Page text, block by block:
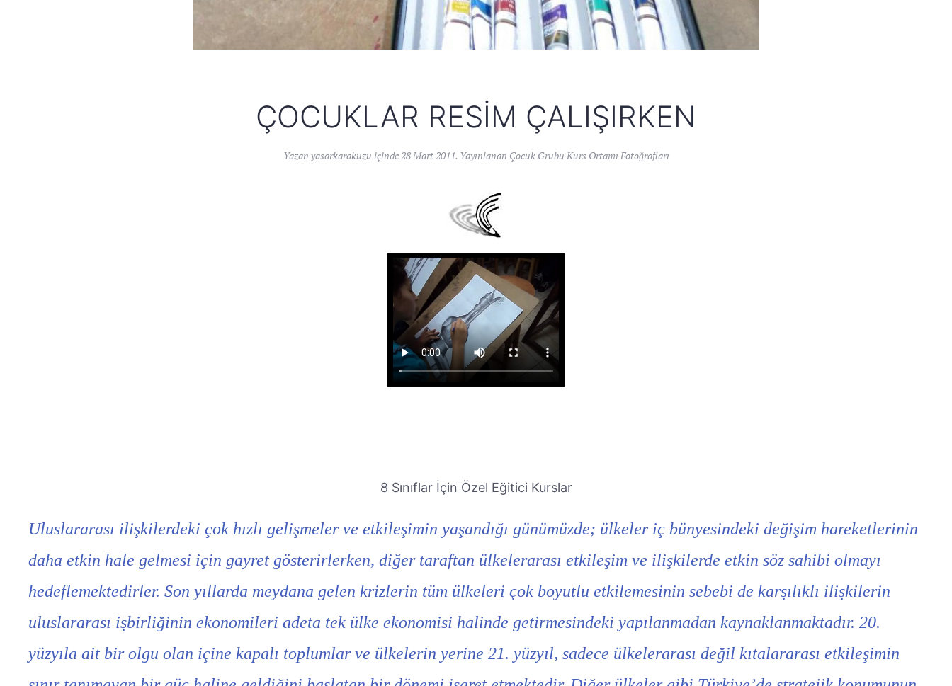
ÇOCUKLAR RESIM ÇALIŞIRKEN
Yazan yasarkarakuzu içinde28 Mart 2011. Yayınlanan Çocuk Grubu Kurs Ortamı Fotoğrafları
8 Sınıflar İçin Özel Eğitici Kurslar
Uluslararası ilişkilerdeki çok hızlı gelişmeler ve etkileşimin yaşandığı günümüzde; ülkeler iç bünyesindeki değişim hareketlerinin
daha etkin hale gelmesi için gayret gösterirlerken, diğer taraftan ülkelerarası etkileşim ve ilişkilerde etkin söz sahibi olmayı
hedeflemektedirler. Son yıllarda meydana gelen krizlerin tüm ülkeleri çok boyutlu etkilemesinin sebebi de karşılıklı ilişkilerin
uluslararası işbirliğinin ekonomileri adeta tek ülke ekonomisi halinde getirmesindeki yapılanmadan kaynaklanmaktadır. 20.
yüzyıla ait bir olgu olan içine kapalı toplumlar ve ülkelerin yerine 21. yüzyıl, sadece ülkelerarası değil kıtalararası etkileşimin